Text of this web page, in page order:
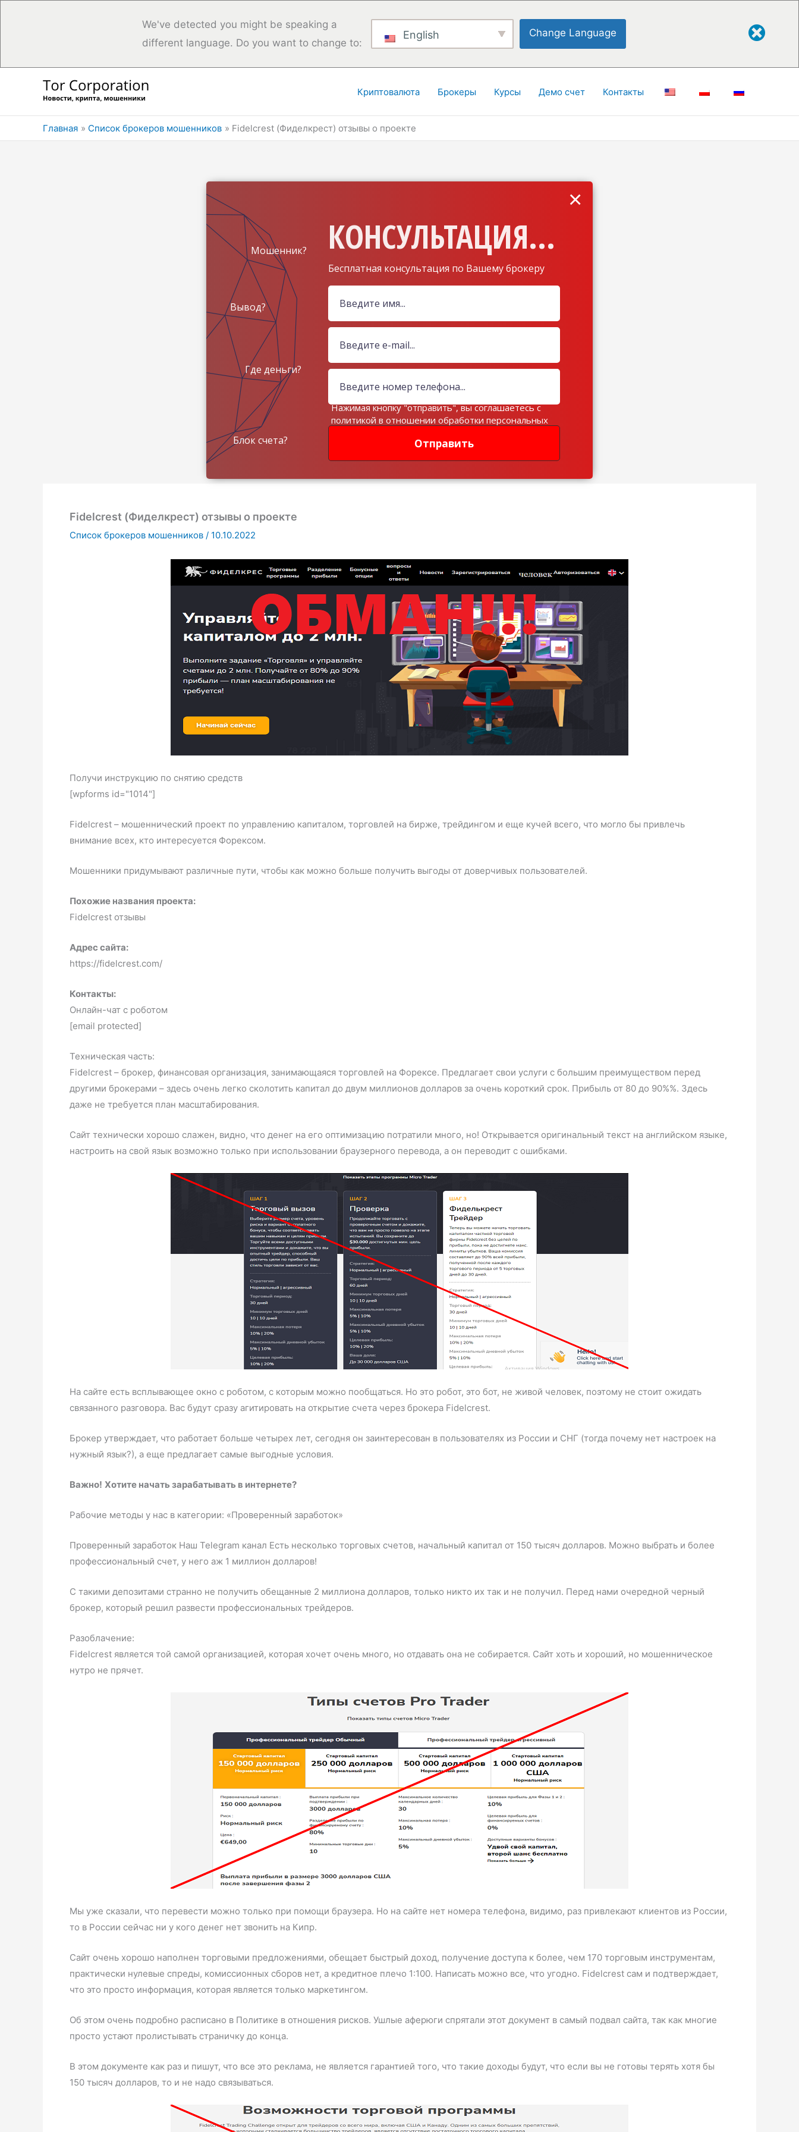
We've detected you might be speaking a
different language. Do you want to change to:
English Change Language
Криптовалюта Брокеры Курсы Демо счет Контакты
Главная Список брокеров мошенников Fidelcrest (Фиделкрест) отзывы о проекте
КОНСУЛЬТАЦИЯ...
Бесплатная консультация по Вашему брокеру
Мошенник?
Вывод?
Где деньги?
Блок счета? Отправить
×
Нажимая кнопку "отправить", вы соглашаетесь с
политикой в отношении обработки персональных
Fidelcrest (Фиделкрест) отзывы о проекте
Список брокеров мошенников / 10.10.2022
Получи инструкцию по снятию средств
[wpforms id="1014"]
Fidelcrest – мошеннический проект по управлению капиталом, торговлей на бирже, трейдингом и еще кучей всего, что могло бы привлечь
внимание всех, кто интересуется Форексом.
Мошенники придумывают различные пути, чтобы как можно больше получить выгоды от доверчивых пользователей.
Похожие названия проекта:
Fidelcrest отзывы
Адрес сайта:
https://fidelcrest.com/
Контакты:
Онлайн-чат с роботом
[email protected]
Техническая часть:
Fidelcrest – брокер, финансовая организация, занимающаяся торговлей на Форексе. Предлагает свои услуги с большим преимуществом перед
другими брокерами – здесь очень легко сколотить капитал до двум миллионов долларов за очень короткий срок. Прибыль от 80 до 90%%. Здесь
даже не требуется план масштабирования.
Сайт технически хорошо слажен, видно, что денег на его оптимизацию потратили много, но! Открывается оригинальный текст на английском языке,
настроить на свой язык возможно только при использовании браузерного перевода, а он переводит с ошибками.
На сайте есть всплывающее окно с роботом, с которым можно пообщаться. Но это робот, это бот, не живой человек, поэтому не стоит ожидать
связанного разговора. Вас будут сразу агитировать на открытие счета через брокера Fidelcrest.
Брокер утверждает, что работает больше четырех лет, сегодня он заинтересован в пользователях из России и СНГ (тогда почему нет настроек на
нужный язык?), а еще предлагает самые выгодные условия.
Важно! Хотите начать зарабатывать в интернете?
Рабочие методы у нас в категории: «Проверенный заработок»
Проверенный заработок Наш Telegram канал Есть несколько торговых счетов, начальный капитал от 150 тысяч долларов. Можно выбрать и более
профессиональный счет, у него аж 1 миллион долларов!
С такими депозитами странно не получить обещанные 2 миллиона долларов, только никто их так и не получил. Перед нами очередной черный
брокер, который решил развести профессиональных трейдеров.
Разоблачение:
Fidelcrest является той самой организацией, которая хочет очень много, но отдавать она не собирается. Сайт хоть и хороший, но мошенническое
нутро не прячет.
Мы уже сказали, что перевести можно только при помощи браузера. Но на сайте нет номера телефона, видимо, раз привлекают клиентов из России,
то в России сейчас ни у кого денег нет звонить на Кипр.
Сайт очень хорошо наполнен торговыми предложениями, обещает быстрый доход, получение доступа к более, чем 170 торговым инструментам,
практически нулевые спреды, комиссионных сборов нет, а кредитное плечо 1:100. Написать можно все, что угодно. Fidelcrest сам и подтверждает,
что это просто информация, которая является только маркетингом.
Об этом очень подробно расписано в Политике в отношения рисков. Ушлые аферюги спрятали этот документ в самый подвал сайта, так как многие
просто устают пролистывать страничку до конца.
В этом документе как раз и пишут, что все это реклама, не является гарантией того, что такие доходы будут, что если вы не готовы терять хотя бы
150 тысяч долларов, то и не надо связываться.